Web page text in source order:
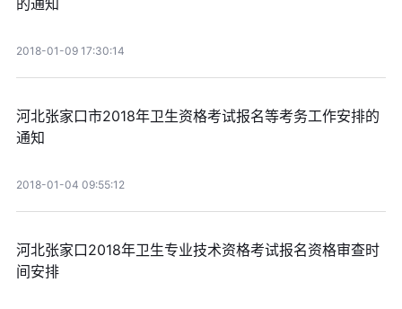
的通知
2018-01-09 17:30:14
河北张家口市2018年卫生资格考试报名等考务工作安排的
通知
2018-01-04 09:55:12
河北张家口2018年卫生专业技术资格考试报名资格审查时
间安排